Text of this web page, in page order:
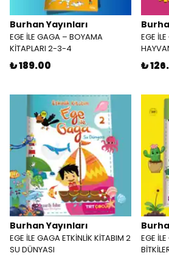
Burhan Yayınları
EGE İLE GAGA – BOYAMA
KİTAPLARI 2-3-4
₺ 189.00
EGE
₺
Burhan Yayınları
EGE İLE GAGA ETKİNLİK KİTABIM 2
SU DÜNYASI
EGE